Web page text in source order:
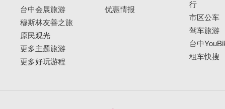
台中会展旅游
穆斯林友善之旅
原民观光
更多主题旅游
更多好玩游程
优惠情报
行
市区公车
驾车旅游
台中
租车快搜